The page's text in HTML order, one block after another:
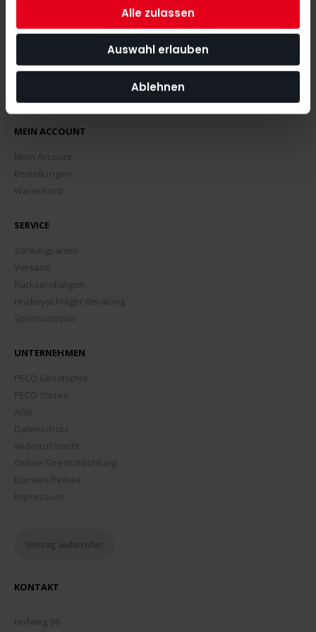
Alle zulassen
Auswahl erlauben
Ablehnen
MEIN ACCOUNT
Mein Account
Bestellungen
Warenkorb
SERVICE
Zahlungsarten
Versand
Rücksendungen
Hockeyschläger Beratung
Sportscampus
UNTERNEHMEN
PECO Geschichte
PECO Stores
AGB
Datenschutz
Widerrufsrecht
Online-Streitschlichtung
Barrierefreiheit
Impressum
Vertrag widerrufen
KONTAKT
Hofweg 96